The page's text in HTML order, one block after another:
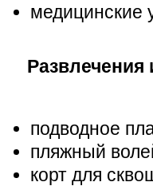
медицинские
Развлечения
подводное
пляжный
корт для